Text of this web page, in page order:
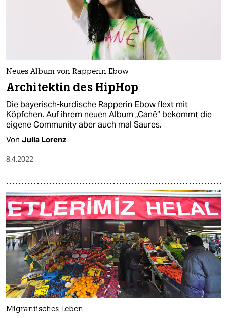
Neues Album von Rapperin Ebow
Architektin des HipHop
Die bayerisch-kurdische Rapperin Ebow flext mit
Köpfchen. Auf ihrem neuen Album „Canê“ bekommt die
eigene Community aber auch mal Saures.
Von Julia Lorenz
8.4.2022
Migrantisches Leben